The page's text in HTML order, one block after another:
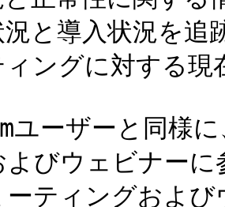
況と導入状況を
ングに対する
ユーザーと同様
よびウェビナー
ーティングおよ